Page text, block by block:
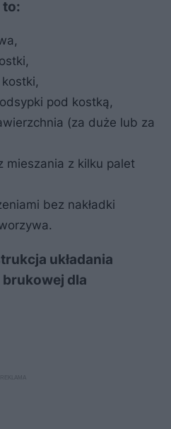
pod kostką,
(za duże lub za
mieszania z kilku palet
bez nakładki
układania
dla